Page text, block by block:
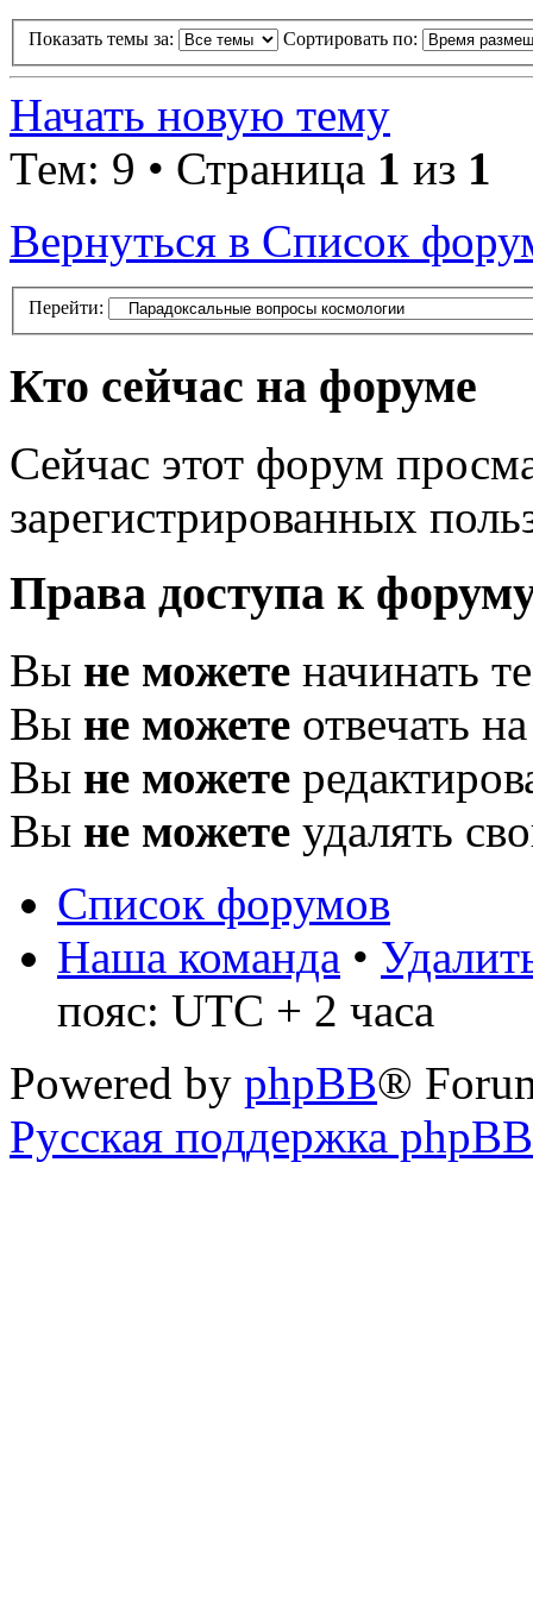
Показать темы за: Сортировать по:
Начать новую тему
Тем: 9 • Страница 1 из 1
Вернуться в Список
Перейти:
Кто сейчас на форуме
Сейчас этот форум
зарегистрированных
Права доступа к
Вы не можете начинать
Вы не можете отвечать
Вы не можете
Вы не можете удалять
Список форумов
Наша команда •
пояс: UTC + 2 часа
Powered by phpBB®
Русская поддержка phpBB